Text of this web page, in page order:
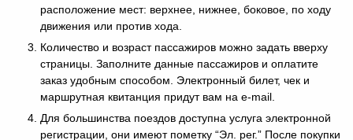
расположение мест: верхнее, нижнее, боковое, по ходу
движения или против хода.
Количество и возраст пассажиров можно задать вверху
страницы. Заполните данные пассажиров и оплатите
заказ удобным способом. Электронный билет, чек и
маршрутная квитанция придут вам на e-mail.
Для большинства поездов доступна услуга электронной
регистрации, они имеют пометку “Эл. рег.” После покупки